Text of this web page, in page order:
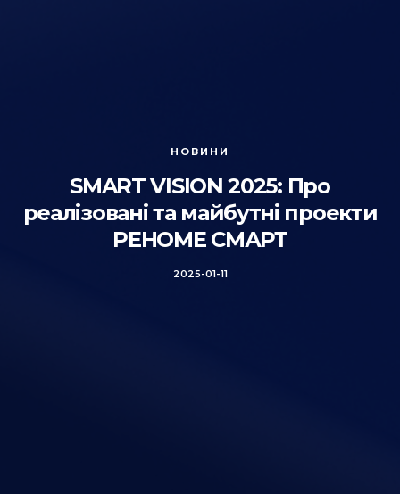
НОВИНИ
SMART VISION 2025: Про
реалізовані та майбутні проекти
РЕНОМЕ СМАРТ
2025-01-11